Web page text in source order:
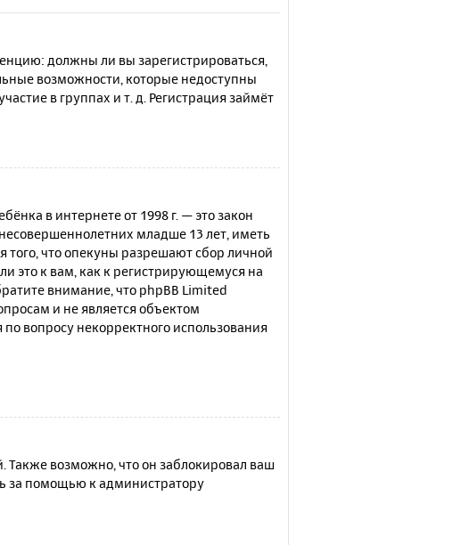
должны ли вы зарегистрироваться,
возможности, которые недоступны
в группах и т. д. Регистрация займёт
в интернете от 1998 г. — это закон
младше 13 лет, иметь
того, что опекуны разрешают сбор личной
это к вам, как к регистрирующемуся на
внимание, что phpBB Limited
и не является объектом
вопросу некорректного использования
возможно, что он заблокировал ваш
за помощью к администратору